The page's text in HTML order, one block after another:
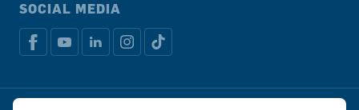
SOCIAL MEDIA